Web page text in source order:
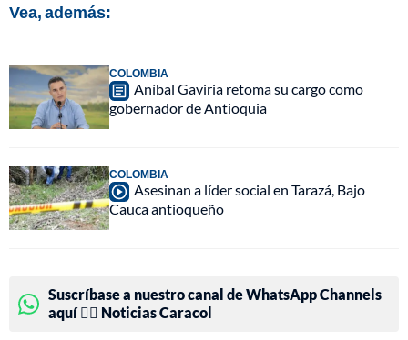
Vea, además:
COLOMBIA
Aníbal Gaviria retoma su cargo como
gobernador de Antioquia
COLOMBIA
Asesinan a líder social en Tarazá, Bajo
Cauca antioqueño
Suscríbase a nuestro canal de WhatsApp Channels
aquí 👉🏻 Noticias Caracol